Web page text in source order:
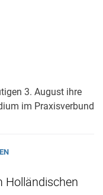
3. August ihre
im Praxisverbund